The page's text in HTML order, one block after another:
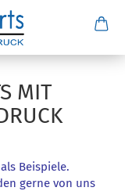
MIT
Beispiele.
gerne von uns